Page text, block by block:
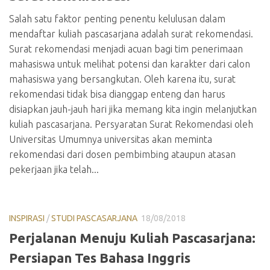
Salah satu faktor penting penentu kelulusan dalam
mendaftar kuliah pascasarjana adalah surat rekomendasi.
Surat rekomendasi menjadi acuan bagi tim penerimaan
mahasiswa untuk melihat potensi dan karakter dari calon
mahasiswa yang bersangkutan. Oleh karena itu, surat
rekomendasi tidak bisa dianggap enteng dan harus
disiapkan jauh-jauh hari jika memang kita ingin melanjutkan
kuliah pascasarjana. Persyaratan Surat Rekomendasi oleh
Universitas Umumnya universitas akan meminta
rekomendasi dari dosen pembimbing ataupun atasan
pekerjaan jika telah...
INSPIRASI /STUDI PASCASARJANA 18/08/2018
Perjalanan Menuju Kuliah Pascasarjana:
Persiapan Tes Bahasa Inggris